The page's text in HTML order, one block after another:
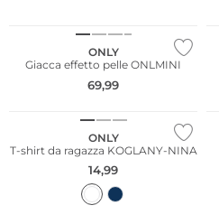
ONLY
Giacca effetto pelle ONLMINI
69,99
ONLY
T-shirt da ragazza KOGLANY-NINA
14,99